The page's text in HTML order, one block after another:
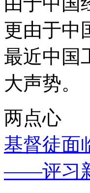
更由于中
最近中国
大声势。
两点心
基督徒面
——评习